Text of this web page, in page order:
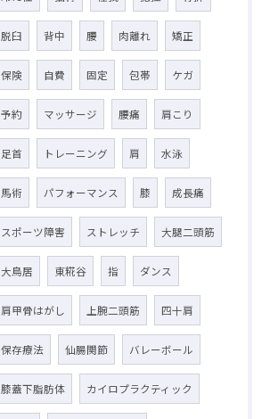
脱臼 背中 腰 肉離れ 矯正
保険 自費 固定 包帯 ケガ
予約 マッサージ 腰痛 肩こり
足首 トレーニング 肩 水泳
馬術 パフォーマンス 膝 成長痛
スポーツ障害 ストレッチ 大腿二頭筋
大鳥居 東糀谷 指 ダンス
肩甲骨はがし 上腕二頭筋 四十肩
保存療法 仙腸関節 バレーボール
膝蓋下脂肪体 カイロプラクティック